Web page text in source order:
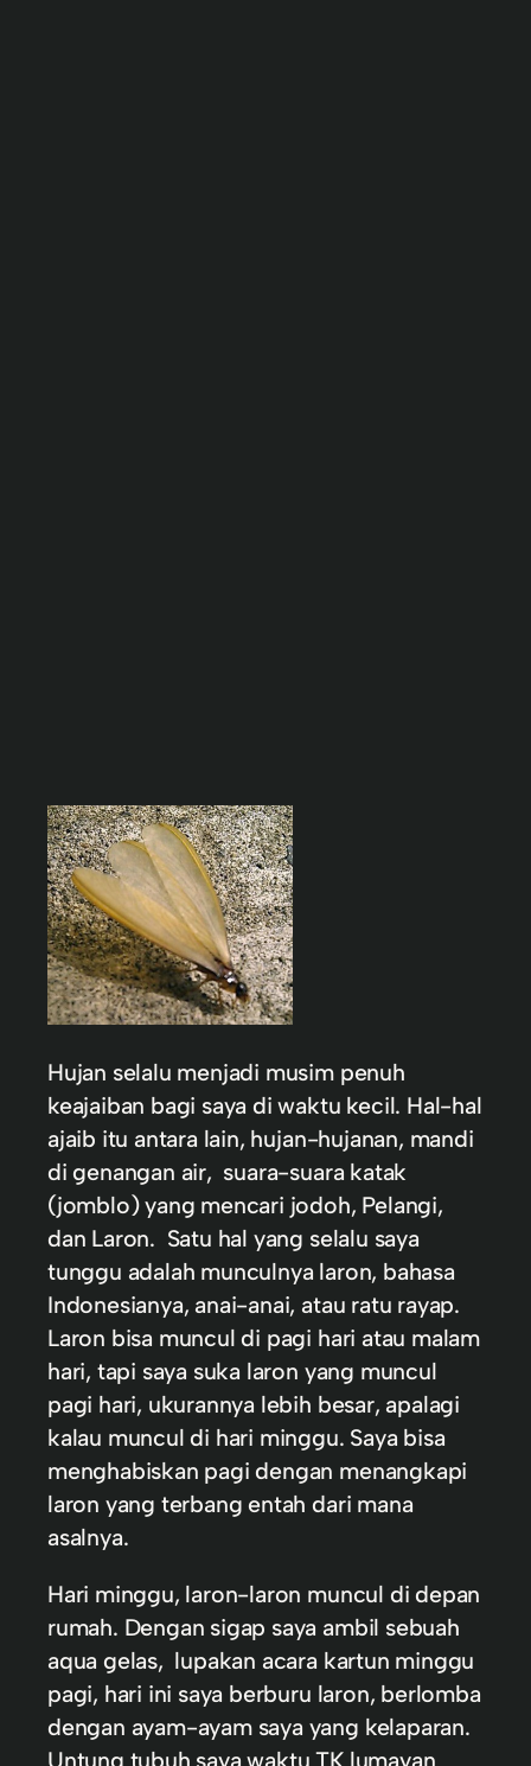
Hujan selalu menjadi musim penuh
keajaiban bagi saya di waktu kecil. Hal-hal
ajaib itu antara lain, hujan-hujanan, mandi
di genangan air, suara-suara katak
(jomblo) yang mencari jodoh, Pelangi,
dan Laron. Satu hal yang selalu saya
tunggu adalah munculnya laron, bahasa
Indonesianya, anai-anai, atau ratu rayap.
Laron bisa muncul di pagi hari atau malam
hari, tapi saya suka laron yang muncul
pagi hari, ukurannya lebih besar, apalagi
kalau muncul di hari minggu. Saya bisa
menghabiskan pagi dengan menangkapi
laron yang terbang entah dari mana
asalnya.
Hari minggu, laron-laron muncul di depan
rumah. Dengan sigap saya ambil sebuah
aqua gelas, lupakan acara kartun minggu
pagi, hari ini saya berburu laron, berlomba
dengan ayam-ayam saya yang kelaparan.
Untung tubuh saya waktu TK lumayan